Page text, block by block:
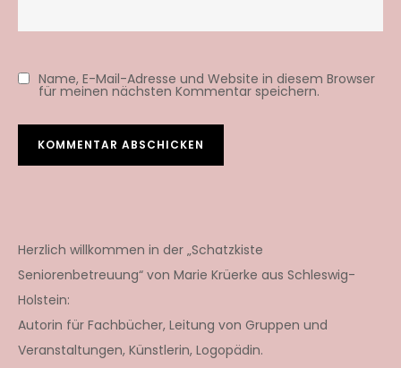
Name, E-Mail-Adresse und Website in diesem Browser
für meinen nächsten Kommentar speichern.
Herzlich willkommen in der „Schatzkiste
Seniorenbetreuung“ von Marie Krüerke aus Schleswig-
Holstein:
Autorin für Fachbücher, Leitung von Gruppen und
Veranstaltungen, Künstlerin, Logopädin.